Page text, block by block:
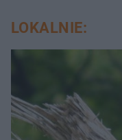
LOKALNIE: